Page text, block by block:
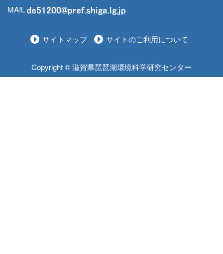
MAIL
サイトマップ サイトのご利用について
Copyright © 滋賀県琵琶湖環境科学研究センター